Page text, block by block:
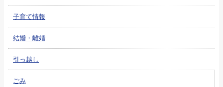
子育て情報
結婚・離婚
引っ越し
ごみ